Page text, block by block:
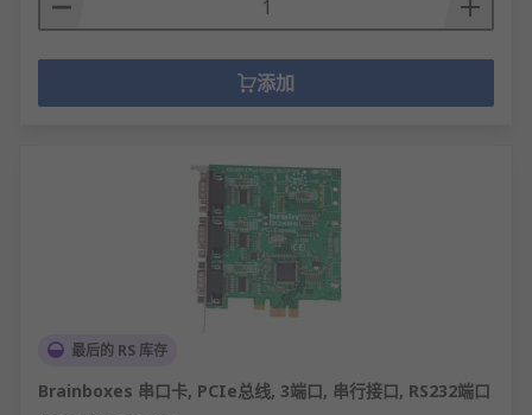
添加
最后的 RS 库存
Brainboxes 串口卡, PCIe总线, 3端口, 串行接口, RS232端口